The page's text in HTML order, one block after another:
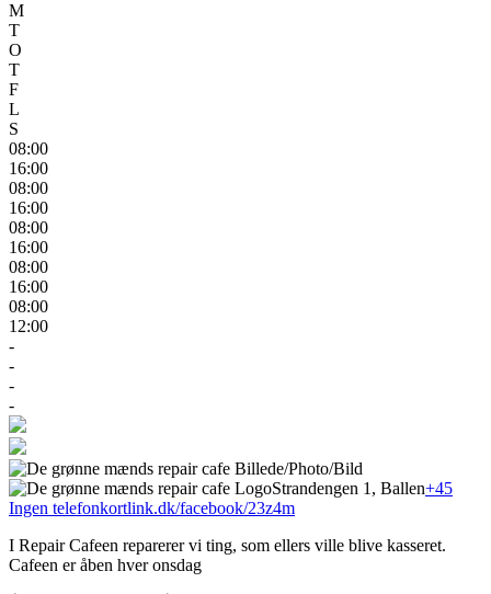
M
T
O
T
F
L
S
08:00
16:00
08:00
16:00
08:00
16:00
08:00
16:00
08:00
12:00
-
-
-
-
Strandengen 1, Ballen+45
Ingen telefonkortlink.dk/facebook/23z4m
I Repair Cafeen reparerer vi ting, som ellers ville blive kasseret.
Cafeen er åben hver onsdag